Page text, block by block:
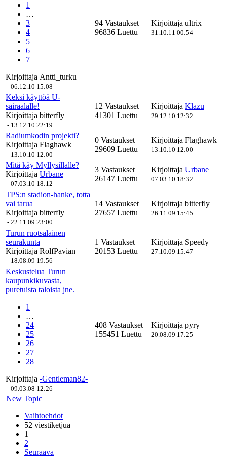
1
…
3
4
5
6
7
Kirjoittaja Antti_turku
- 06.12.10 15:08
94 Vastaukset
96836 Luettu
Kirjoittaja ultrix
31.10.11 00:54
Keksi käyttöä U-
sairaalalle!
Kirjoittaja bitterfly
- 13.12.10 22:19
12 Vastaukset
41301 Luettu
Kirjoittaja Klazu
29.12.10 12:32
Radiumkodin projekti?
Kirjoittaja Flaghawk
- 13.10.10 12:00
0 Vastaukset
29609 Luettu
Kirjoittaja Flaghawk
13.10.10 12:00
Mitä käy Myllysillalle?
Kirjoittaja Urbane
- 07.03.10 18:12
3 Vastaukset
26147 Luettu
Kirjoittaja Urbane
07.03.10 18:32
TPS:n stadion-hanke, totta
vai tarua
Kirjoittaja bitterfly
- 22.11.09 23:00
14 Vastaukset
27657 Luettu
Kirjoittaja bitterfly
26.11.09 15:45
Turun ruotsalainen
seurakunta
Kirjoittaja RolfPavian
- 18.08.09 19:56
1 Vastaukset
20153 Luettu
Kirjoittaja Speedy
27.10.09 15:47
Keskustelua Turun
kaupunkikuvasta,
puretuista taloista jne.
1
…
24
25
26
27
28
Kirjoittaja -Gentleman82-
- 09.03.08 12:26
408 Vastaukset
155451 Luettu
Kirjoittaja pyry
20.08.09 17:25
New Topic
Vaihtoehdot
52 viestiketjua
1
2
Seuraava